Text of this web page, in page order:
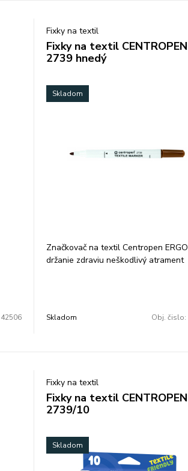
42506
Fixky na textil
Fixky na textil CENTROPEN
2739 hnedý
Skladom
Značkovač na textil Centropen ERGO
držanie zdraviu neškodlivý atrament
Skladom Obj. čislo:
Fixky na textil
Fixky na textil CENTROPEN
2739/10
Skladom